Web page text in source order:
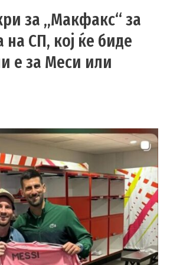
за „Макфакс“ за
на СП, кој ќе биде
е за Меси или